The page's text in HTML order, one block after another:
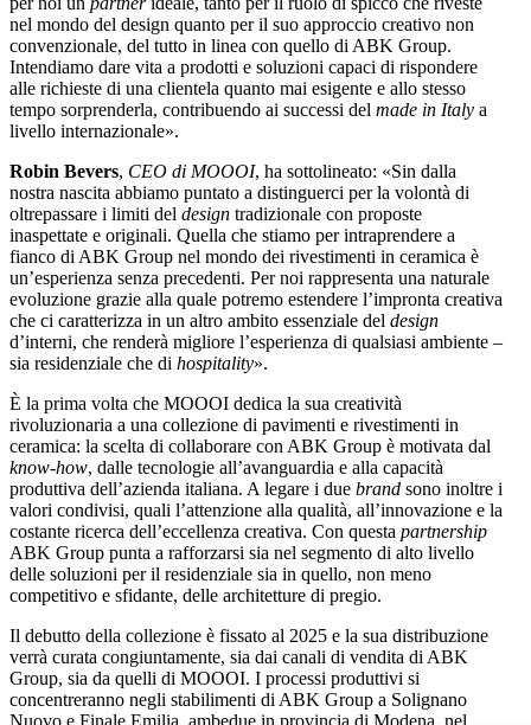
nel mondo del design quanto per il suo approccio creativo non
convenzionale, del tutto in linea con quello di ABK Group.
Intendiamo dare vita a prodotti e soluzioni capaci di rispondere
alle richieste di una clientela quanto mai esigente e allo stesso
tempo sorprenderla, contribuendo ai successi del made in Italy a
livello internazionale».
Robin Bevers, CEO di MOOOI, ha sottolineato: «Sin dalla
nostra nascita abbiamo puntato a distinguerci per la volontà di
oltrepassare i limiti del design tradizionale con proposte
inaspettate e originali. Quella che stiamo per intraprendere a
fianco di ABK Group nel mondo dei rivestimenti in ceramica è
un’esperienza senza precedenti. Per noi rappresenta una naturale
evoluzione grazie alla quale potremo estendere l’impronta creativa
che ci caratterizza in un altro ambito essenziale del design
d’interni, che renderà migliore l’esperienza di qualsiasi ambiente –
sia residenziale che di hospitality».
È la prima volta che MOOOI dedica la sua creatività
rivoluzionaria a una collezione di pavimenti e rivestimenti in
ceramica: la scelta di collaborare con ABK Group è motivata dal
know-how, dalle tecnologie all’avanguardia e alla capacità
produttiva dell’azienda italiana. A legare i due brand sono inoltre i
valori condivisi, quali l’attenzione alla qualità, all’innovazione e la
costante ricerca dell’eccellenza creativa. Con questa partnership
ABK Group punta a rafforzarsi sia nel segmento di alto livello
delle soluzioni per il residenziale sia in quello, non meno
competitivo e sfidante, delle architetture di pregio.
Il debutto della collezione è fissato al 2025 e la sua distribuzione
verrà curata congiuntamente, sia dai canali di vendita di ABK
Group, sia da quelli di MOOOI. I processi produttivi si
concentreranno negli stabilimenti di ABK Group a Solignano
Nuovo e Finale Emilia, ambedue in provincia di Modena, nel